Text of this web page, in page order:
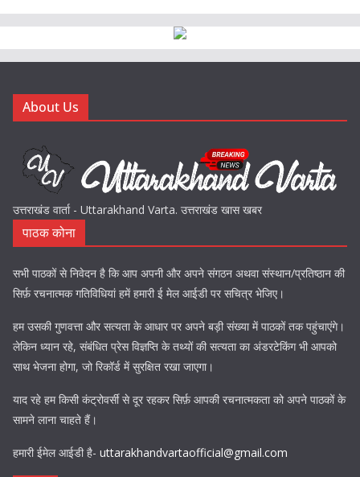
About Us
उत्तराखंड वार्ता - Uttarakhand Varta. उत्तराखंड खास खबर
पाठक कोना
सभी पाठकों से निवेदन है कि आप अपनी और अपने संगठन अथवा संस्थान/प्रतिष्ठान की
सिर्फ़ रचनात्मक गतिविधियां हमें हमारी ई मेल आईडी पर सचित्र भेजिए।
हम उसकी गुणवत्ता और सत्यता के आधार पर अपने बड़ी संख्या में पाठकों तक पहुंचाएंगे।
लेकिन ध्यान रहे, संबंधित प्रेस विज्ञप्ति के तथ्यों की सत्यता का अंडरटेकिंग भी आपको
साथ भेजना होगा, जो रिकॉर्ड में सुरक्षित रखा जाएगा।
याद रहे हम किसी कंट्रोवर्सी से दूर रहकर सिर्फ़ आपकी रचनात्मकता को अपने पाठकों के
सामने लाना चाहते हैं।
हमारी ईमेल आईडी है- uttarakhandvartaofficial@gmail.com